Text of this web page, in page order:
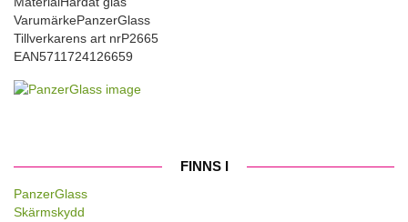
VarumärkePanzerGlass
Tillverkarens art nrP2665
EAN5711724126659
FINNS I
PanzerGlass
Skärmskydd